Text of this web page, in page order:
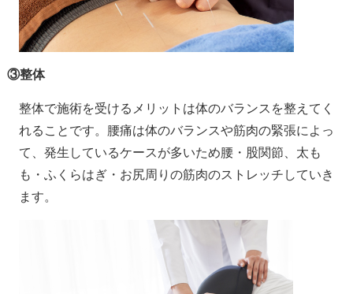
③整体
整体で施術を受けるメリットは体のバランスを整えてく
れることです。腰痛は体のバランスや筋肉の緊張によっ
て、発生しているケースが多いため腰・股関節、太も
も・ふくらはぎ・お尻周りの筋肉のストレッチしていき
ます。